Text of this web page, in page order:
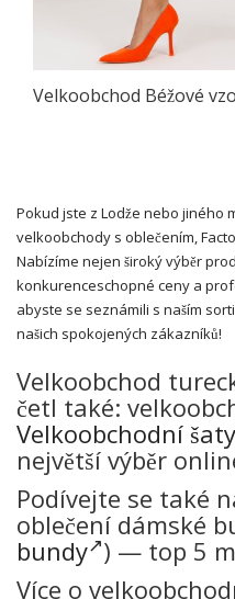
Velkoobchod Béžové
Pokud jste z Lodže nebo jiného
velkoobchody s oblečením,
Nabízíme nejen široký výběr
konkurenceschopné ceny a
abyste se seznámili s naším
našich spokojených zákazníků!
Velkoobchod
četl také:
Velkoobchodní
největší výběr
Podívejte se také
oblečení dámské
bundy ) — top 5
Více o